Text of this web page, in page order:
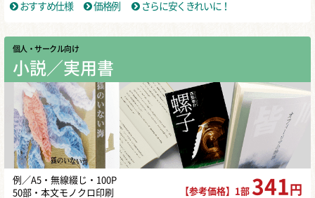
おすすめ仕様
価格例 さらに安くきれいに！
個人・サークル向け
小説／実用書
例／A5・無線綴じ・100P
50部・本文モノクロ印刷
【参考価格】1部 341 円